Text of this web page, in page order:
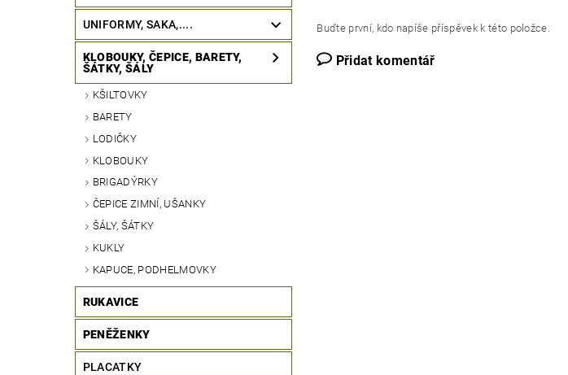
UNIFORMY, SAKA,....
KLOBOUKY, ČEPICE, BARETY,
ŠÁTKY, ŠÁLY
KŠILTOVKY
BARETY
LODIČKY
KLOBOUKY
BRIGADÝRKY
ČEPICE ZIMNÍ, UŠANKY
ŠÁLY, ŠÁTKY
KUKLY
KAPUCE, PODHELMOVKY
RUKAVICE
PENĚŽENKY
PLACATKY
Buďte první, kdo napíše příspěvek k této položce.
Přidat komentář